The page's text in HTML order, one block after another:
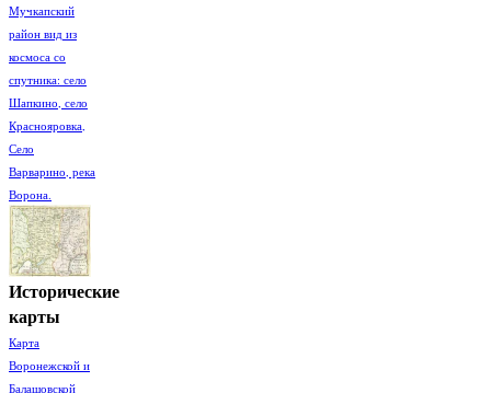
Мучкапский
район вид из
космоса со
спутника: село
Шапкино, село
Краснояровка,
Село
Варварино, река
Ворона.
Исторические
карты
Карта
Воронежской и
Балашовской